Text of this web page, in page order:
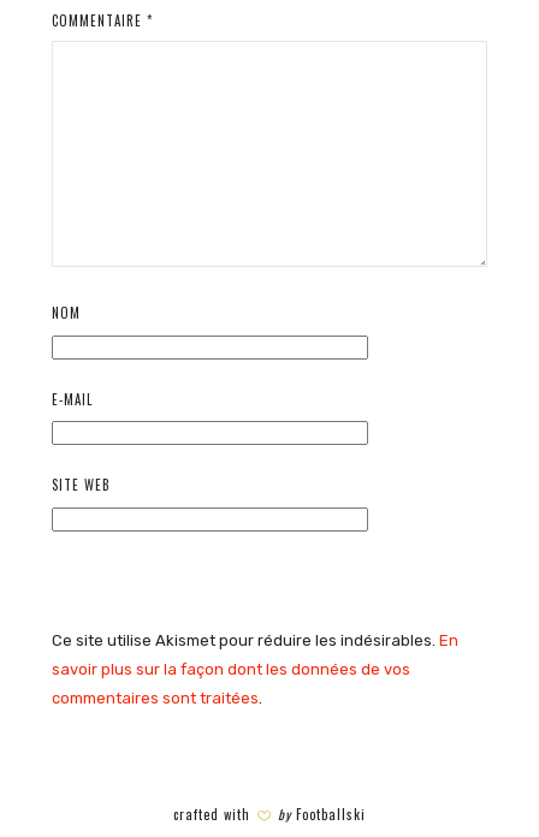
COMMENTAIRE *
NOM
E-MAIL
SITE WEB
Ce site utilise Akismet pour réduire les indésirables. En
savoir plus sur la façon dont les données de vos
commentaires sont traitées.
crafted with byFootballski